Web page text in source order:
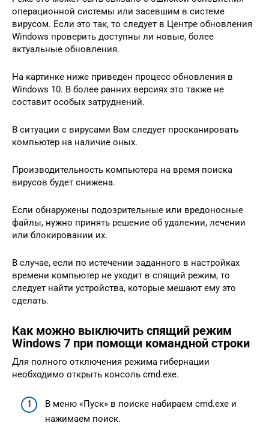
операционной системы или засевшим в системе
вирусом. Если это так, то следует в Центре обновления
Windows проверить доступны ли новые, более
актуальные обновления.
На картинке ниже приведен процесс обновления в
Windows 10. В более ранних версиях это также не
составит особых затруднений.
В ситуации с вирусами Вам следует просканировать
компьютер на наличие оных.
Производительность компьютера на время поиска
вирусов будет снижена.
Если обнаружены подозрительные или вредоносные
файлы, нужно принять решение об удалении, лечении
или блокировании их.
В случае, если по истечении заданного в настройках
времени компьютер не уходит в спящий режим, то
следует найти устройства, которые мешают ему это
сделать.
Как можно выключить спящий режим
Windows 7 при помощи командной строки
Для полного отключения режима гибернации
необходимо открыть консоль cmd.exe.
В меню «Пуск» в поиске набираем cmd.exe и
нажимаем поиск.